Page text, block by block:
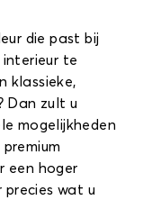
die past bij
interieur te
klassieke,
Dan zult u
mogelijkheden
een hoger
precies wat u